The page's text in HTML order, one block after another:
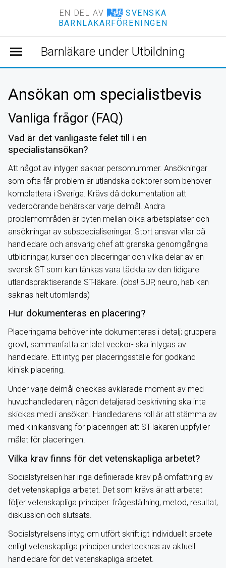
EN DEL AV
SVENSKA
BARNLÄKARFÖRENINGEN
Barnläkare under Utbildning
menu
Ansökan om specialistbevis
Vanliga frågor (FAQ)
Vad är det vanligaste felet till i en
specialistansökan?
Att något av intygen saknar personnummer. Ansökningar
som ofta får problem är utländska doktorer som behöver
komplettera i Sverige. Krävs då dokumentation att
vederbörande behärskar varje delmål. Andra
problemområden är byten mellan olika arbetsplatser och
ansökningar av subspecialiseringar. Stort ansvar vilar på
handledare och ansvarig chef att granska genomgångna
utblidningar, kurser och placeringar och vilka delar av en
svensk ST som kan tänkas vara täckta av den tidigare
utlandspraktiserande ST-läkare. (obs! BUP, neuro, hab kan
saknas helt utomlands)
Hur dokumenteras en placering?
Placeringarna behöver inte dokumenteras i detalj; gruppera
grovt, sammanfatta antalet veckor- ska intygas av
handledare. Ett intyg per placeringsställe för godkänd
klinisk placering.
Under varje delmål checkas avklarade moment av med
huvudhandledaren, någon detaljerad beskrivning ska inte
skickas med i ansökan. Handledarens roll är att stämma av
med klinikansvarig för placeringen att ST-läkaren uppfyller
målet för placeringen.
Vilka krav finns för det vetenskapliga arbetet?
Socialstyrelsen har inga definierade krav på omfattning av
det vetenskapliga arbetet. Det som krävs är att arbetet
följer vetenskapliga principer: frågeställning, metod, resultat,
diskussion och slutsats.
Socialstyrelsens intyg om utfört skriftligt individuellt arbete
enligt vetenskapliga principer undertecknas av aktuell
handledare för det vetenskapliga arbetet.